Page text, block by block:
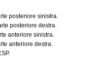
posteriore sinistra.
posteriore destra.
anteriore sinistra.
anteriore destra.